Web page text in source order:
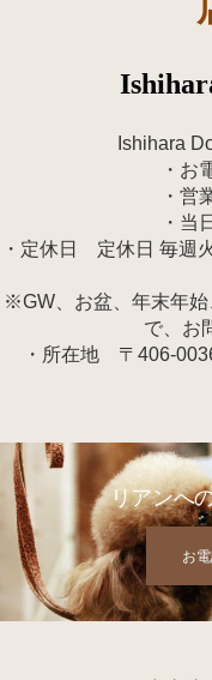
Ishihara
・お
・
・
・定休日 定休日 毎週
※GW、お盆、年末年
で、お
・所在地 〒406-
リアンへ
お